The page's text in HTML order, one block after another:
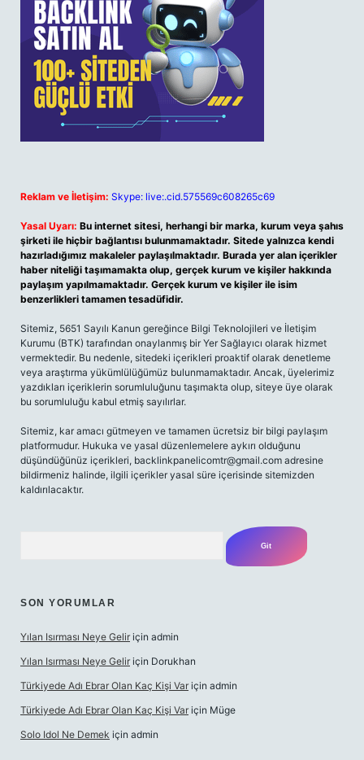
Reklam ve İletişim: Skype: live:.cid.575569c608265c69
Yasal Uyarı: Bu internet sitesi, herhangi bir marka, kurum veya şahıs
şirketi ile hiçbir bağlantısı bulunmamaktadır. Sitede yalnızca kendi
hazırladığımız makaleler paylaşılmaktadır. Burada yer alan içerikler
haber niteliği taşımamakta olup, gerçek kurum ve kişiler hakkında
paylaşım yapılmamaktadır. Gerçek kurum ve kişiler ile isim
benzerlikleri tamamen tesadüfidir.
Sitemiz, 5651 Sayılı Kanun gereğince Bilgi Teknolojileri ve İletişim
Kurumu (BTK) tarafından onaylanmış bir Yer Sağlayıcı olarak hizmet
vermektedir. Bu nedenle, sitedeki içerikleri proaktif olarak denetleme
veya araştırma yükümlülüğümüz bulunmamaktadır. Ancak, üyelerimiz
yazdıkları içeriklerin sorumluluğunu taşımakta olup, siteye üye olarak
bu sorumluluğu kabul etmiş sayılırlar.
Sitemiz, kar amacı gütmeyen ve tamamen ücretsiz bir bilgi paylaşım
platformudur. Hukuka ve yasal düzenlemelere aykırı olduğunu
düşündüğünüz içerikleri, backlinkpanelicomtr@gmail.com adresine
bildirmeniz halinde, ilgili içerikler yasal süre içerisinde sitemizden
kaldırılacaktır.
SON YORUMLAR
Yılan Isırması Neye Gelir için admin
Yılan Isırması Neye Gelir için Dorukhan
Türkiyede Adı Ebrar Olan Kaç Kişi Var için admin
Türkiyede Adı Ebrar Olan Kaç Kişi Var için Müge
Solo Idol Ne Demek için admin